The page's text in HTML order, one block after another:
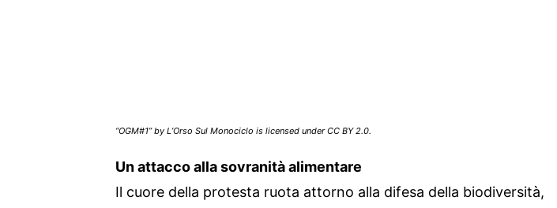
“OGM#1” by L’Orso Sul Monociclo is licensed under CC BY 2.0.
Un attacco alla sovranità alimentare
Il cuore della protesta ruota attorno alla difesa della biodiversità,